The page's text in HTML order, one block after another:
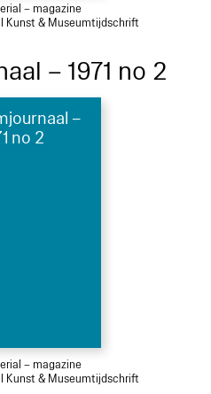
– magazine
Kunst & Museumtijdschrift
– 1971 no 2
–
no 2
– magazine
Kunst & Museumtijdschrift